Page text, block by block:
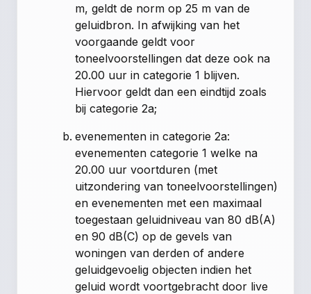
m, geldt de norm op 25 m van de
geluidbron. In afwijking van het
voorgaande geldt voor
toneelvoorstellingen dat deze ook na
20.00 uur in categorie 1 blijven.
Hiervoor geldt dan een eindtijd zoals
bij categorie 2a;
evenementen in categorie 2a:
evenementen categorie 1 welke na
20.00 uur voortduren (met
uitzondering van toneelvoorstellingen)
en evenementen met een maximaal
toegestaan geluidniveau van 80 dB(A)
en 90 dB(C) op de gevels van
woningen van derden of andere
geluidgevoelig objecten indien het
geluid wordt voortgebracht door live